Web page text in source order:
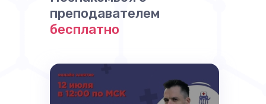
преподавателем
бесплатно